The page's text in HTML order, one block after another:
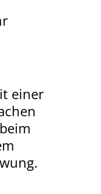
r
einer